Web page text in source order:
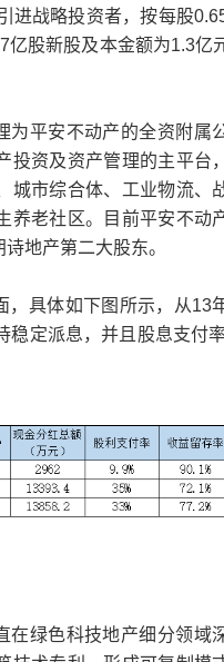
进战略投资者，按每股
亿股新股及本金额为1.3亿
平安不动产的全资附属
投资及资产管理的主平台
城市综合体、工业物流、
养老社区。目前平安不动
地产第二大股东。
具体如下图所示，从13
稳定派息，并且股息支付
绿色科技地产细分领域